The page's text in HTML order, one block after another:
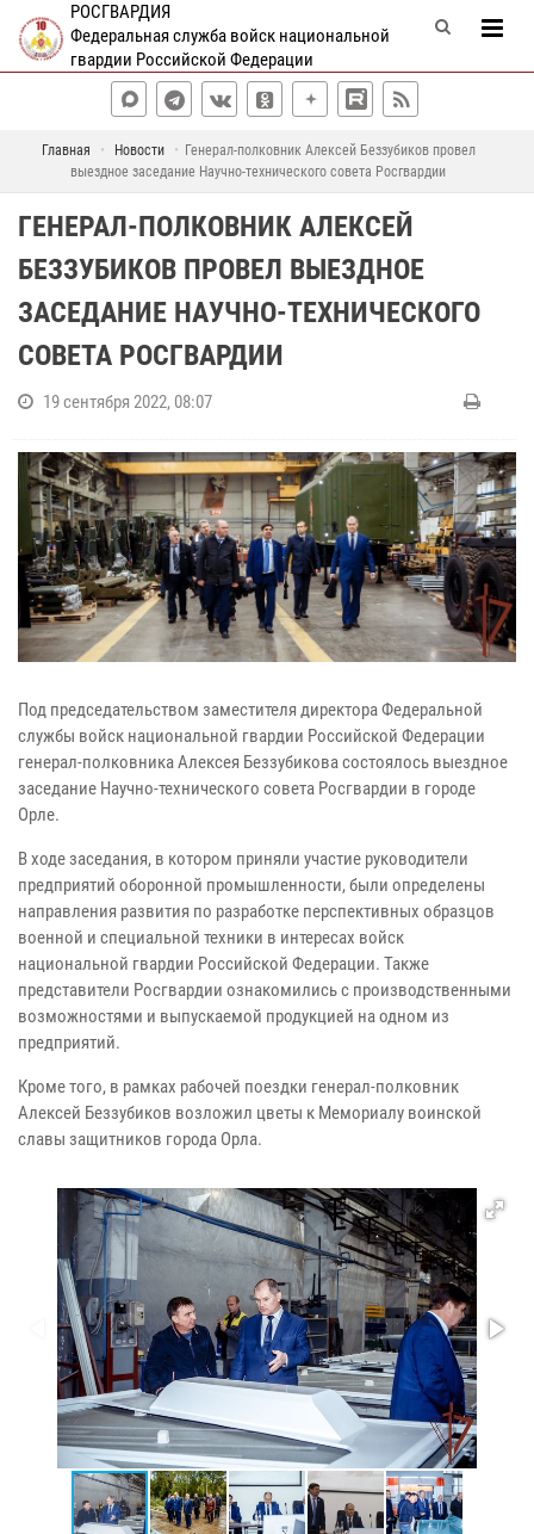
РОСГВАРДИЯ
Федеральная служба войск национальной
гвардии Российской Федерации
Главная Новости
Генерал-полковник Алексей Беззубиков провел
выездное заседание Научно-технического совета Росгвардии
ГЕНЕРАЛ-ПОЛКОВНИК АЛЕКСЕЙ
БЕЗЗУБИКОВ ПРОВЕЛ ВЫЕЗДНОЕ
ЗАСЕДАНИЕ НАУЧНО-ТЕХНИЧЕСКОГО
СОВЕТА РОСГВАРДИИ
19 сентября 2022, 08:07
Под председательством заместителя директора Федеральной
службы войск национальной гвардии Российской Федерации
генерал-полковника Алексея Беззубикова состоялось выездное
заседание Научно-технического совета Росгвардии в городе
Орле.
В ходе заседания, в котором приняли участие руководители
предприятий оборонной промышленности, были определены
направления развития по разработке перспективных образцов
военной и специальной техники в интересах войск
национальной гвардии Российской Федерации. Также
представители Росгвардии ознакомились с производственными
возможностями и выпускаемой продукцией на одном из
предприятий.
Кроме того, в рамках рабочей поездки генерал-полковник
Алексей Беззубиков возложил цветы к Мемориалу воинской
славы защитников города Орла.